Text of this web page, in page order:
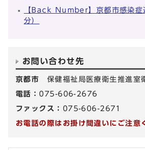
【Back Number】京都市感染症
分）
お問い合わせ先
京都市 保健福祉局医療衛生推進室
電話：075-606-2676
ファックス： 075-606-2671
お電話の際はお掛け間違いにご注意